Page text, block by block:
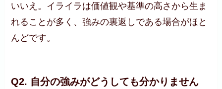
いいえ。イライラは価値観や基準の高さから生ま
れることが多く、強みの裏返しである場合がほと
んどです。
Q2. 自分の強みがどうしても分かりません